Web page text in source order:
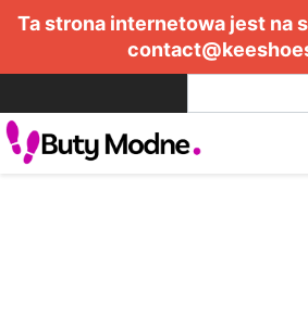
Ta strona internetowa jest na